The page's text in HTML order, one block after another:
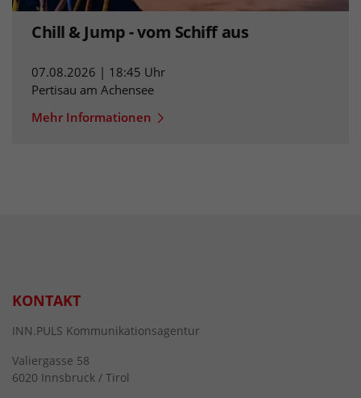
Chill & Jump - vom Schiff aus
07.08.2026 | 18:45 Uhr
Pertisau am Achensee
Mehr Informationen
KONTAKT
INN.PULS Kommunikationsagentur
Valiergasse 58
6020 Innsbruck / Tirol